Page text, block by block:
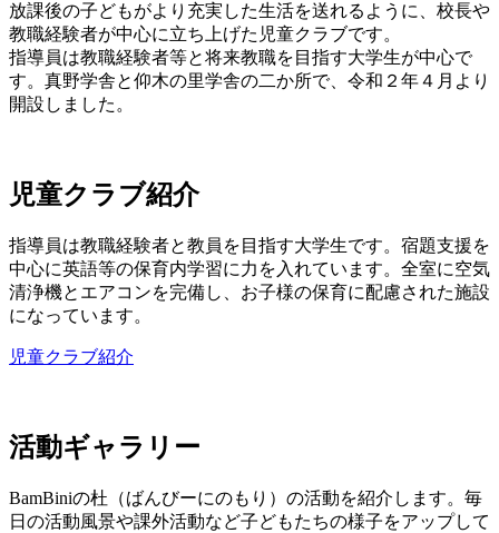
放課後の子どもがより充実した生活を送れるように、校長や
教職経験者が中心に立ち上げた児童クラブです。
指導員は教職経験者等と将来教職を目指す大学生が中心で
す。真野学舎と仰木の里学舎の二か所で、令和２年４月より
開設しました。
児童クラブ紹介
指導員は教職経験者と教員を目指す大学生です。宿題支援を
中心に英語等の保育内学習に力を入れています。全室に空気
清浄機とエアコンを完備し、お子様の保育に配慮された施設
になっています。
児童クラブ紹介
活動ギャラリー
BamBiniの杜（ばんびーにのもり）の活動を紹介します。毎
日の活動風景や課外活動など子どもたちの様子をアップして